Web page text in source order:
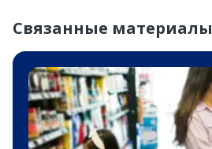
Связанные материалы